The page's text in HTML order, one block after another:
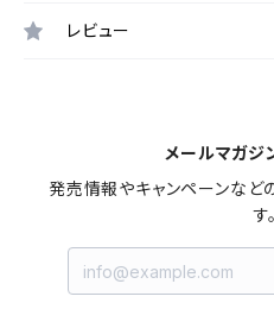
レビュー
メールマガジ
発売情報やキャンペーンなど
す。